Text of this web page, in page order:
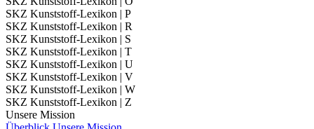
SKZ Kunststoff-Lexikon | P
SKZ Kunststoff-Lexikon | R
SKZ Kunststoff-Lexikon | S
SKZ Kunststoff-Lexikon | T
SKZ Kunststoff-Lexikon | U
SKZ Kunststoff-Lexikon | V
SKZ Kunststoff-Lexikon | W
SKZ Kunststoff-Lexikon | Z
Unsere Mission